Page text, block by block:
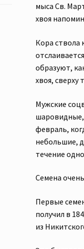
мыса Св.
хвоя
Кора ствола
образуют,
хвоя, сверху
Мужские
шаровидные,
февраль,
небольшие,
течение
Семена
Первые
получил в
из